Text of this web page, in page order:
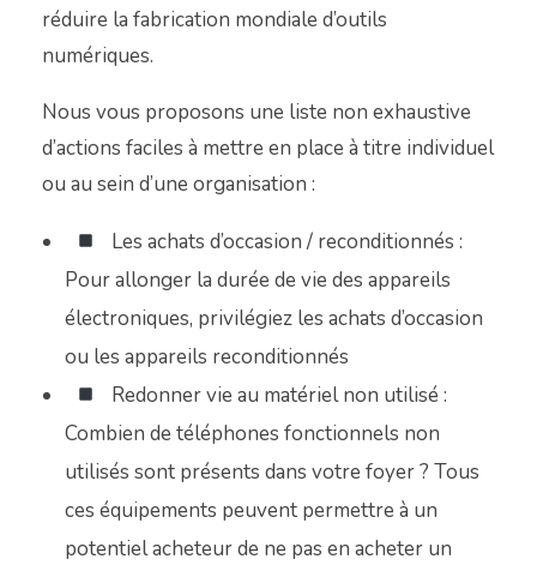
réduire la fabrication mondiale d’outils
numériques.
Nous vous proposons une liste non exhaustive
d’actions faciles à mettre en place à titre individuel
ou au sein d’une organisation :
Les achats d’occasion / reconditionnés :
Pour allonger la durée de vie des appareils
électroniques, privilégiez les achats d’occasion
ou les appareils reconditionnés
Redonner vie au matériel non utilisé :
Combien de téléphones fonctionnels non
utilisés sont présents dans votre foyer ? Tous
ces équipements peuvent permettre à un
potentiel acheteur de ne pas en acheter un